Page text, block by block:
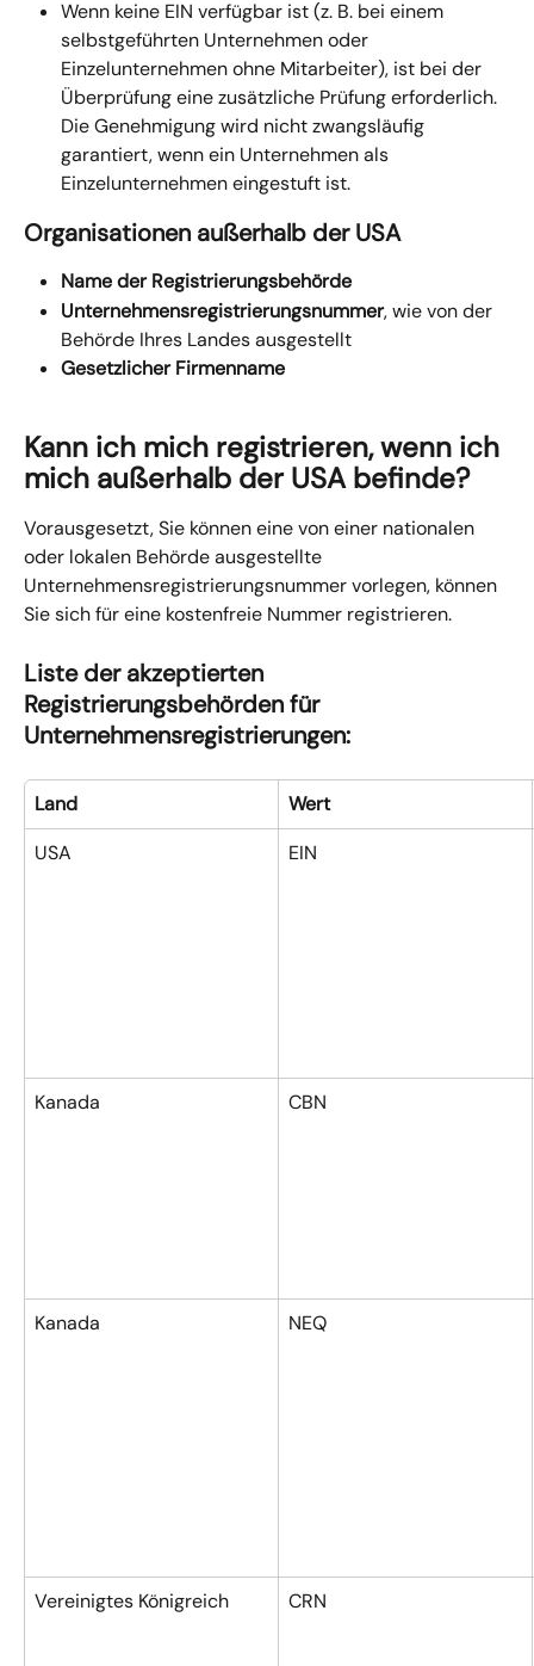
Wenn keine EIN verfügbar ist (z. B. bei einem
selbstgeführten Unternehmen oder
Einzelunternehmen ohne Mitarbeiter), ist bei der
Überprüfung eine zusätzliche Prüfung erforderlich.
Die Genehmigung wird nicht zwangsläufig
garantiert, wenn ein Unternehmen als
Einzelunternehmen eingestuft ist.
Organisationen außerhalb der USA
Name der Registrierungsbehörde
Unternehmensregistrierungsnummer, wie von der
Behörde Ihres Landes ausgestellt
Gesetzlicher Firmenname
Kann ich mich registrieren, wenn ich
mich außerhalb der USA befinde?
Vorausgesetzt, Sie können eine von einer nationalen
oder lokalen Behörde ausgestellte
Unternehmensregistrierungsnummer vorlegen, können
Sie sich für eine kostenfreie Nummer registrieren.
Liste der akzeptierten
Registrierungsbehörden für
Unternehmensregistrierungen:
Land
Wert
USA
EIN
Kanada CBN
Kanada NEQ
Vereinigtes Königreich CRN